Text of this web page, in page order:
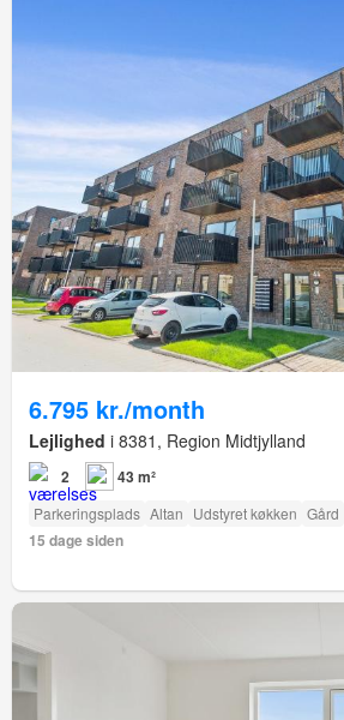
6.795 kr./month
Lejlighed i 8381, Region Midtjylland
2 43 m²
Parkeringsplads Altan Udstyret køkken Gård
15 dage siden